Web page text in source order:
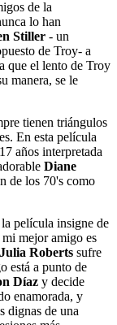
de la
lo han
Stiller - un
de Troy- a
que el lento de Troy
manera, se le
tienen triángulos
En esta película
años interpretada
Diane
de los 70's como
película insigne de
mejor amigo es
Julia Roberts sufre
está a punto de
Díaz y decide
enamorada, y
dignas de una